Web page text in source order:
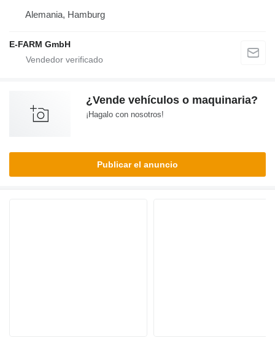
Alemania, Hamburg
E-FARM GmbH
¿Vende vehículos o maquinaria?
¡Hagalo con nosotros!
Publicar el anuncio